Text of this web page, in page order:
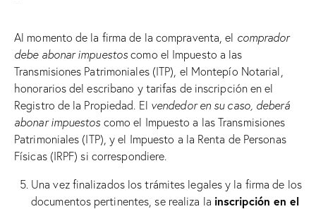
Al momento de la firma de la compraventa, el comprador
debe abonar impuestoscomo el Impuesto a las
Transmisiones Patrimoniales (ITP), el Montepío Notarial,
honorarios del escribano y tarifas de inscripción en el
Registro de la Propiedad. El vendedor en su caso, deberá
abonar impuestos como el Impuesto a las Transmisiones
Patrimoniales (ITP), y el Impuesto a la Renta de Personas
Físicas (IRPF) si correspondiere.
Una vez finalizados los trámites legales y la firma de los
documentos pertinentes, se realiza la inscripción en el